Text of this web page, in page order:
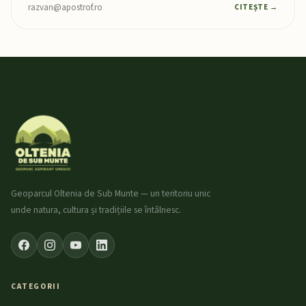
razvan@apostrof.ro CITEȘTE →
Geoparcul Oltenia de Sub Munte — un teritoriu unic
unde natura, cultura și tradițiile se întâlnesc.
CATEGORII